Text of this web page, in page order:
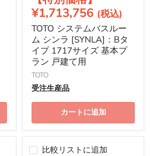
価
格
在
の
価
格
¥1,713,756
TOTO システムバスルー
ム シンラ [SYNLA]：Bタ
イプ 1717サイズ 基本プ
ラン 戸建て用
TOTO
受注生産品
カートに追加
比較リストに追加